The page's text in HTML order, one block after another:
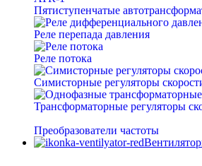
Пятиступенчатые
Реле перепада давления
Реле потока
Симисторные регуляторы
Трансформаторные регуляторы
Преобразователи частоты